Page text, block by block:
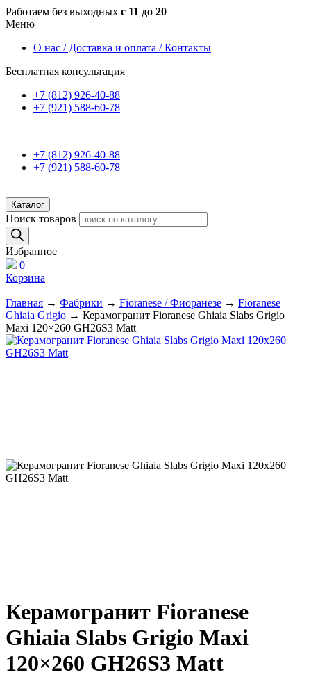
Работаем без выходных с 11 до 20
Меню
О нас / Доставка и оплата / Контакты
Бесплатная консультация
+7 (812) 926-40-88
+7 (921) 588-60-78
+7 (812) 926-40-88
+7 (921) 588-60-78
Каталог
Поиск товаров
Избранное
0
Корзина
Главная → Фабрики → Fioranese / Фиоранезе → Fioranese
Ghiaia Grigio → Керамогранит Fioranese Ghiaia Slabs Grigio
Maxi 120×260 GH26S3 Matt
Керамогранит Fioranese
Ghiaia Slabs Grigio Maxi
120×260 GH26S3 Matt